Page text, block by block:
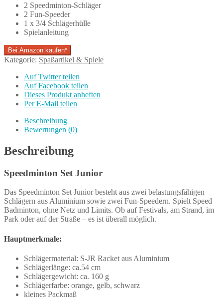
2 Speedminton-Schläger
2 Fun-Speeder
1 x 3/4 Schlägerhülle
Spielanleitung
Bei Amazon kaufen*
Kategorie: Spaßartikel & Spiele
Auf Twitter teilen
Auf Facebook teilen
Dieses Produkt anheften
Per E-Mail teilen
Beschreibung
Bewertungen (0)
Beschreibung
Speedminton Set Junior
Das Speedminton Set Junior besteht aus zwei belastungsfähigen
Schlägern aus Aluminium sowie zwei Fun-Speedern. Spielt Speed
Badminton, ohne Netz und Limits. Ob auf Festivals, am Strand, im
Park oder auf der Straße – es ist überall möglich.
Hauptmerkmale:
Schlägermaterial: S-JR Racket aus Aluminium
Schlägerlänge: ca.54 cm
Schlägergewicht: ca. 160 g
Schlägerfarbe: orange, gelb, schwarz
kleines Packmaß